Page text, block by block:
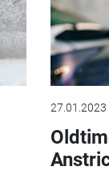
27.01.2023